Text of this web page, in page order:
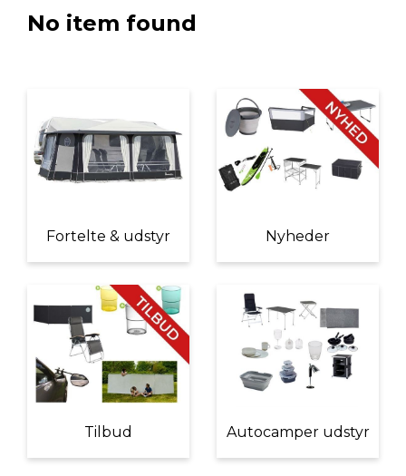
No item found
Fortelte & udstyr Nyheder
Tilbud Autocamper udstyr